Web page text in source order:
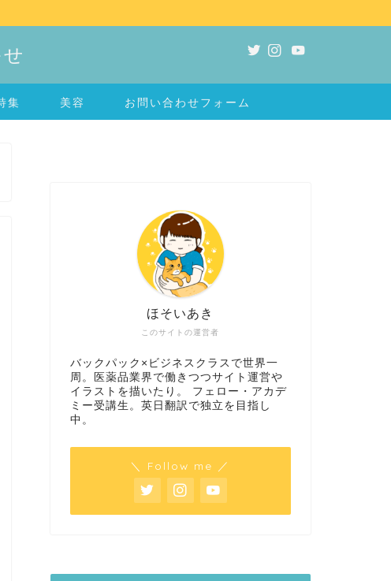
集 美容 お問い合わせフォーム
このサイトの運営者
ほそいあき
バックパック×ビジネスクラスで世界一
周。医薬品業界で働きつつサイト運営や
イラストを描いたり。 フェロー・アカデ
ミー受講生。英日翻訳で独立を目指し
中。
＼ Follow me ／